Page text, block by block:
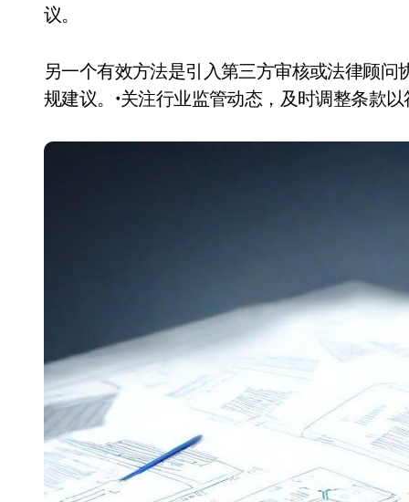
议。
另一个有效方法是引入第三方审核或法律顾
规建议。•关注行业监管动态，及时调整条款